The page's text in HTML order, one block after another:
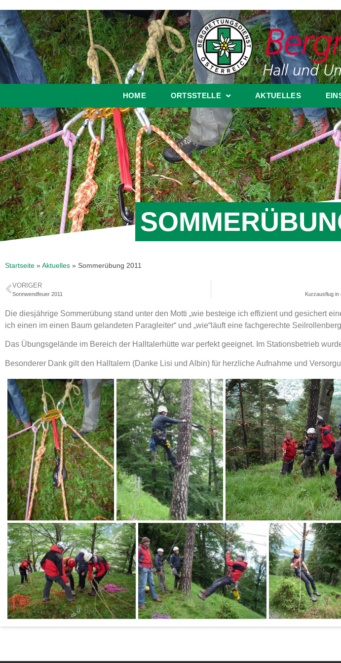
HOME ORTSSTELLE AKTUELLES
Startseite » Aktuelles » Sommerübung 2011
VORIGER
Sonnwendfeuer 2011 Kurzausflug in
Die diesjährige Sommerübung stand unter den Motti „wie besteige ich effizient und gesichert
ich einen im einen Baum gelandeten Paragleiter“ und „wie“läuft eine fachgerechte
Das Übungsgelände im Bereich der Halltalerhütte war perfekt geeignet. Im Stationsbetrieb
Besonderer Dank gilt den Halltalern (Danke Lisi und Albin) für herzliche Aufnahme und